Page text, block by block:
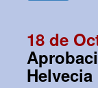
18 de
Helvecia